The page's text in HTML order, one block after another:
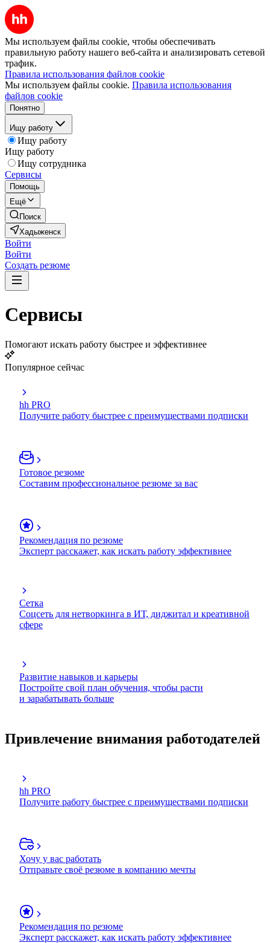
Мы используем файлы cookie, чтобы обеспечивать
правильную работу нашего веб-сайта и анализировать сетевой
трафик.
Правила использования файлов cookie
Мы используем файлы cookie. Правила использования
файлов cookie
Понятно
Ищу работу
Ищу работу
Ищу работу
Ищу сотрудника
Сервисы
Помощь
Ещё
Поиск
Хадыженск
Войти
Войти
Создать резюме
Сервисы
Помогают искать работу быстрее и эффективнее
Популярное сейчас
hh PRO
Получите работу быстрее с преимуществами подписки
Готовое резюме
Составим профессиональное резюме за вас
Рекомендация по резюме
Эксперт расскажет, как искать работу эффективнее
Сетка
Соцсеть для нетворкинга в ИТ, диджитал и креативной
сфере
Развитие навыков и карьеры
Постройте свой план обучения, чтобы расти
и зарабатывать больше
Привлечение внимания работодателей
hh PRO
Получите работу быстрее с преимуществами подписки
Хочу у вас работать
Отправьте своё резюме в компанию мечты
Рекомендация по резюме
Эксперт расскажет, как искать работу эффективнее